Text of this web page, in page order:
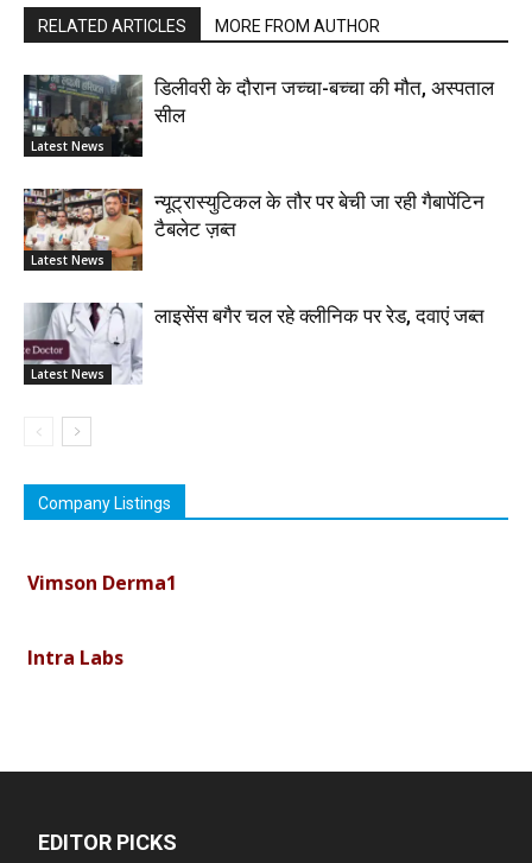
RELATED ARTICLES MORE FROM AUTHOR
Latest News
डिलीवरी के दौरान जच्चा-बच्चा की मौत, अस्पताल
सील
Latest News
न्यूट्रास्युटिकल के तौर पर बेची जा रही गैबापेंटिन
टैबलेट ज़ब्त
Latest News
लाइसेंस बगैर चल रहे क्लीनिक पर रेड, दवाएं जब्त
Company Listings
Vimson Derma1
Intra Labs
EDITOR PICKS